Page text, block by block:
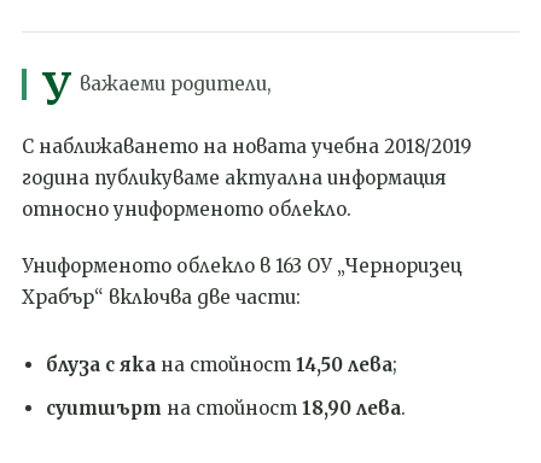
У важаеми родители,
С наближаването на новата учебна 2018/2019
година публикуваме актуална информация
относно униформеното облекло.
Униформеното облекло в 163 ОУ „Черноризец
Храбър“ включва две части:
блуза с яка на стойност 14,50 лева;
суитшърт на стойност 18,90 лева.